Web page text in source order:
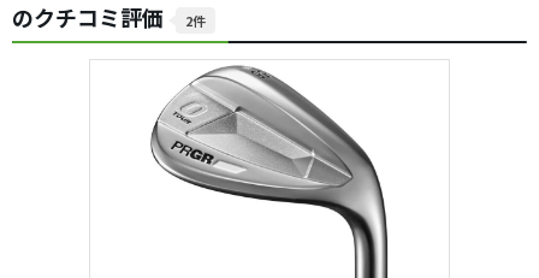
のクチコミ評価
2件